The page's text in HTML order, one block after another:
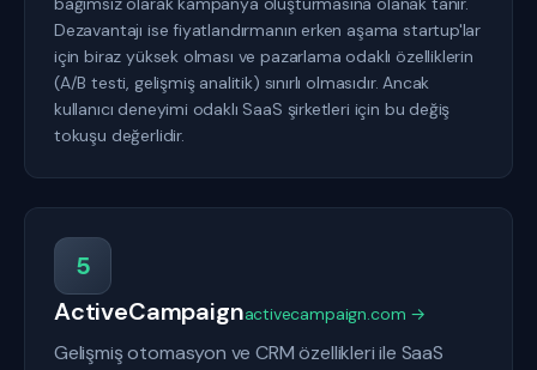
Dezavantajı ise fiyatlandırmanın erken aşama startup'lar
için biraz yüksek olması ve pazarlama odaklı özelliklerin
(A/B testi, gelişmiş analitik) sınırlı olmasıdır. Ancak
kullanıcı deneyimi odaklı SaaS şirketleri için bu değiş
tokuşu değerlidir.
5
ActiveCampaignactivecampaign.com →
Gelişmiş otomasyon ve CRM özellikleri ile SaaS